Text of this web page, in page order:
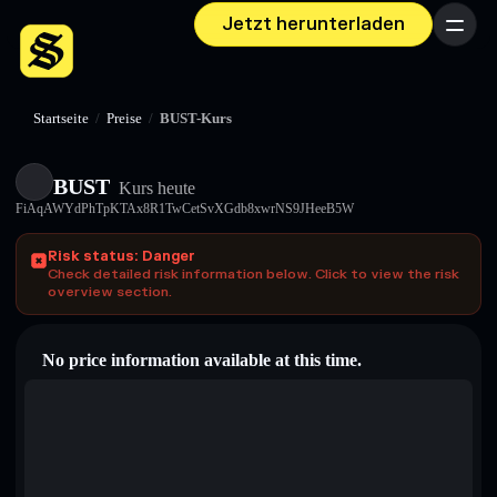
Jetzt herunterladen Menü
Startseite / Preise / BUST-Kurs
BUST Kurs heute
FiAqAWYdPhTpKTAx8R1TwCetSvXGdb8xwrNS9JHeeB5W
Risk status: Danger
Check detailed risk information below. Click to view the risk
overview section.
No price information available at this time.